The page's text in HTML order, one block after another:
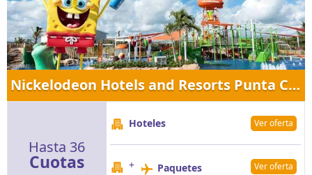
Nickelodeon Hotels and Resorts Punta Cana By Karisma
Hasta 36
Cuotas
Hoteles Ver oferta
+ Paquetes Ver oferta